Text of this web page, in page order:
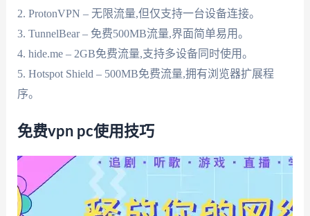
2. ProtonVPN – 无限流量,但仅支持一台设备连接。
3. TunnelBear – 免费500MB流量,界面简单易用。
4. hide.me – 2GB免费流量,支持多设备同时使用。
5. Hotspot Shield – 500MB免费流量,拥有浏览器扩展程
序。
免费vpn pc使用技巧